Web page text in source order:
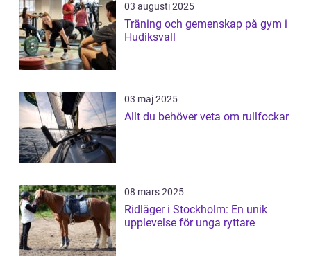
03 augusti 2025
Träning och gemenskap på gym i
Hudiksvall
03 maj 2025
Allt du behöver veta om rullfockar
08 mars 2025
Ridläger i Stockholm: En unik
upplevelse för unga ryttare